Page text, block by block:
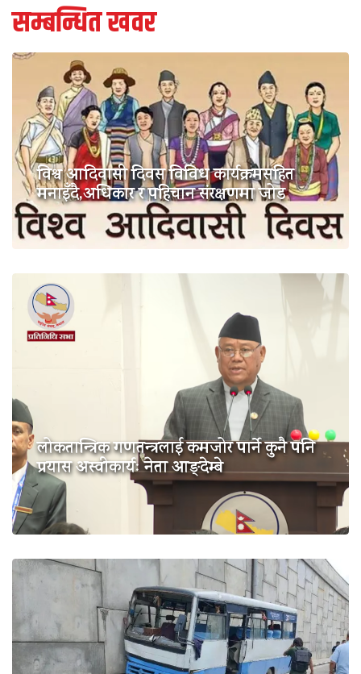
सम्बन्धित खवर
विश्व आदिवासी दिवस विविध कार्यक्रमसहित
मनाइँदै,अधिकार र पहिचान संरक्षणमा जोड
लोकतान्त्रिक गणतन्त्रलाई कमजोर पार्ने कुनै पनि
प्रयास अस्वीकार्यः नेता आङ्देम्बे